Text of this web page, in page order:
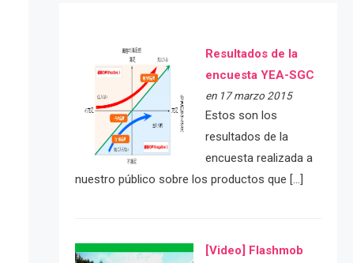
Resultados de la
encuesta YEA-SGC
en 17 marzo 2015
Estos son los
resultados de la
encuesta realizada a
nuestro público sobre los productos que […]
[Video] Flashmob